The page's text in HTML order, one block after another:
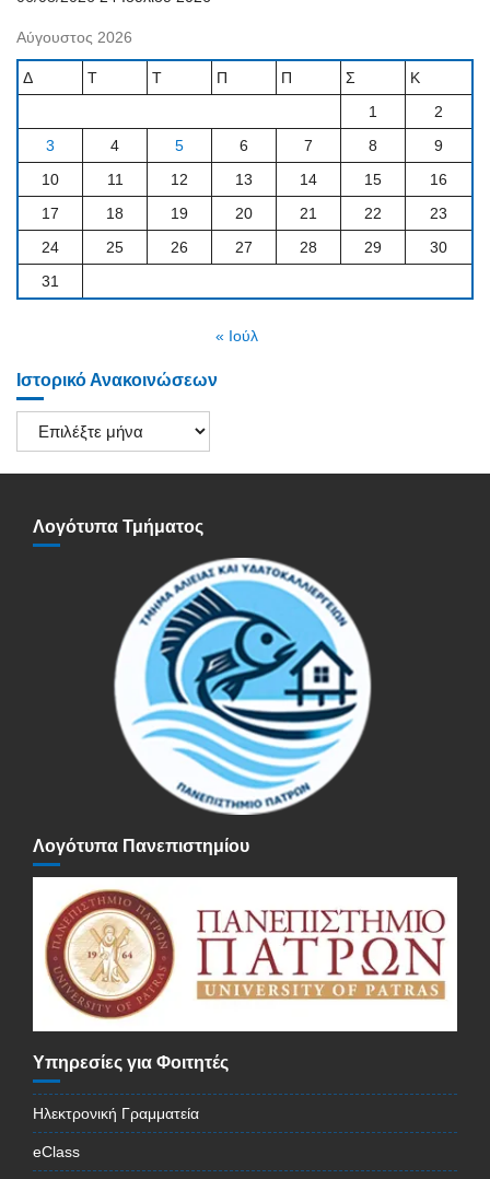
Αύγουστος 2026
Δ Τ Τ Π Π Σ
Κ
1
2
3
4 5 6 7 8
9
10
11 12 13 14 15
16
17
18 19 20 21 22
23
24
25 26 27 28 29
30
31
« Ιούλ
Ιστορικό Ανακοινώσεων
Ιστορικό
Ανακοινώσεων
Λογότυπα Τμήματος
Λογότυπα Πανεπιστημίου
Υπηρεσίες για Φοιτητές
Ηλεκτρονική Γραμματεία
eClass